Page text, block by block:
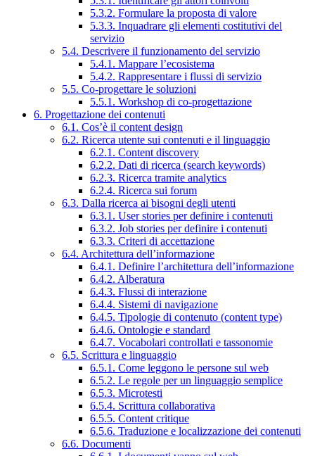
5.3.2. Formulare la proposta di valore
5.3.3. Inquadrare gli elementi costitutivi del
servizio
5.4. Descrivere il funzionamento del servizio
5.4.1. Mappare l’ecosistema
5.4.2. Rappresentare i flussi di servizio
5.5. Co-progettare le soluzioni
5.5.1. Workshop di co-progettazione
6. Progettazione dei contenuti
6.1. Cos’è il content design
6.2. Ricerca utente sui contenuti e il linguaggio
6.2.1. Content discovery
6.2.2. Dati di ricerca (search keywords)
6.2.3. Ricerca tramite analytics
6.2.4. Ricerca sui forum
6.3. Dalla ricerca ai bisogni degli utenti
6.3.1. User stories per definire i contenuti
6.3.2. Job stories per definire i contenuti
6.3.3. Criteri di accettazione
6.4. Architettura dell’informazione
6.4.1. Definire l’architettura dell’informazione
6.4.2. Alberatura
6.4.3. Flussi di interazione
6.4.4. Sistemi di navigazione
6.4.5. Tipologie di contenuto (content type)
6.4.6. Ontologie e standard
6.4.7. Vocabolari controllati e tassonomie
6.5. Scrittura e linguaggio
6.5.1. Come leggono le persone sul web
6.5.2. Le regole per un linguaggio semplice
6.5.3. Microtesti
6.5.4. Scrittura collaborativa
6.5.5. Content critique
6.5.6. Traduzione e localizzazione dei contenuti
6.6. Documenti